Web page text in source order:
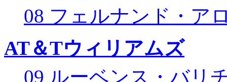
08 フェルナンド・ア
AT＆Tウィリアムズ
09 ルーベンス・バリ